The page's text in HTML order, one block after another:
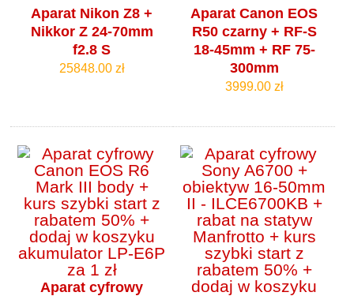
Aparat Nikon Z8 +
Nikkor Z 24-70mm
f2.8 S
25848.00 zł
Aparat Canon EOS
R50 czarny + RF-S
18-45mm + RF 75-
300mm
3999.00 zł
Aparat cyfrowy